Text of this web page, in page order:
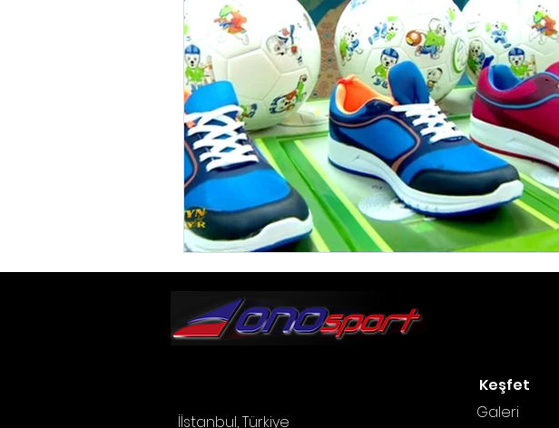
İİstanbul, Türkiye
Keşfet
Galeri